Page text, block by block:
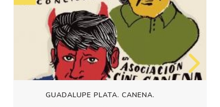
GUADALUPE PLATA. CANENA.